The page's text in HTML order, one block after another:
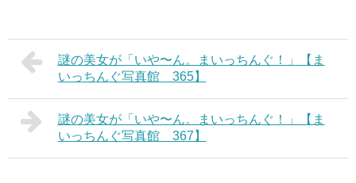
謎の美女が「いや〜ん。まいっちんぐ！」【ま
いっちんぐ写真館 365】
謎の美女が「いや〜ん。まいっちんぐ！」【ま
いっちんぐ写真館 367】